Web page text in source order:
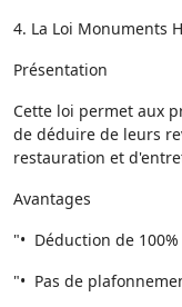
4. La Loi Monuments
Présentation
Cette loi permet aux
de déduire de leurs
restauration et
Avantages
"• Déduction de
"• Pas de